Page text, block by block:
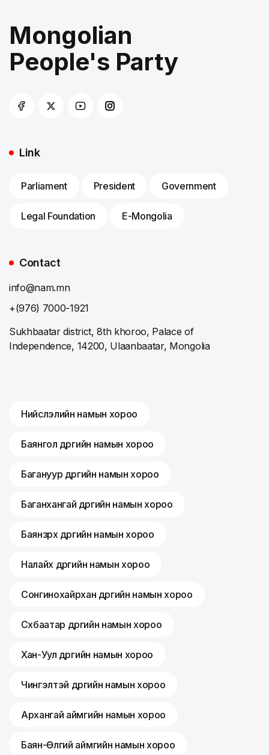
Mongolian
People's Party
Link
Parliament President Government
Legal Foundation E-Mongolia
Contact
info@nam.mn
+(976) 7000-1921
Sukhbaatar district, 8th khoroo, Palace of
Independence, 14200, Ulaanbaatar, Mongolia
Нийслэлийн намын хороо
Баянгол дүүргийн намын хороо
Багануур дүүргийн намын хороо
Баганхангай дүүргийн намын хороо
Баянзүрх дүүргийн намын хороо
Налайх дүүргийн намын хороо
Сонгинохайрхан дүүргийн намын хороо
Сүхбаатар дүүргийн намын хороо
Хан-Уул дүүргийн намын хороо
Чингэлтэй дүүргийн намын хороо
Архангай аймгийн намын хороо
Баян-Өлгий аймгийн намын хороо